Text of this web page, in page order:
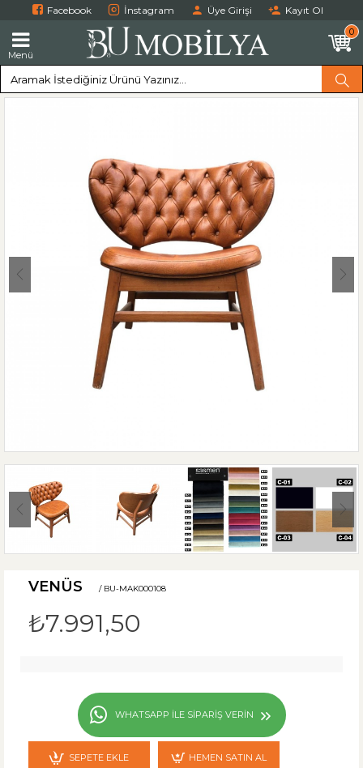
Facebook İnstagram Üye Girişi Kayıt Ol
Menü
0
VENÜS / BU-MAK000108
WHATSAPP ILE SIPARIŞ VERIN
₺7.991,50
SEPETE EKLE HEMEN SATIN AL